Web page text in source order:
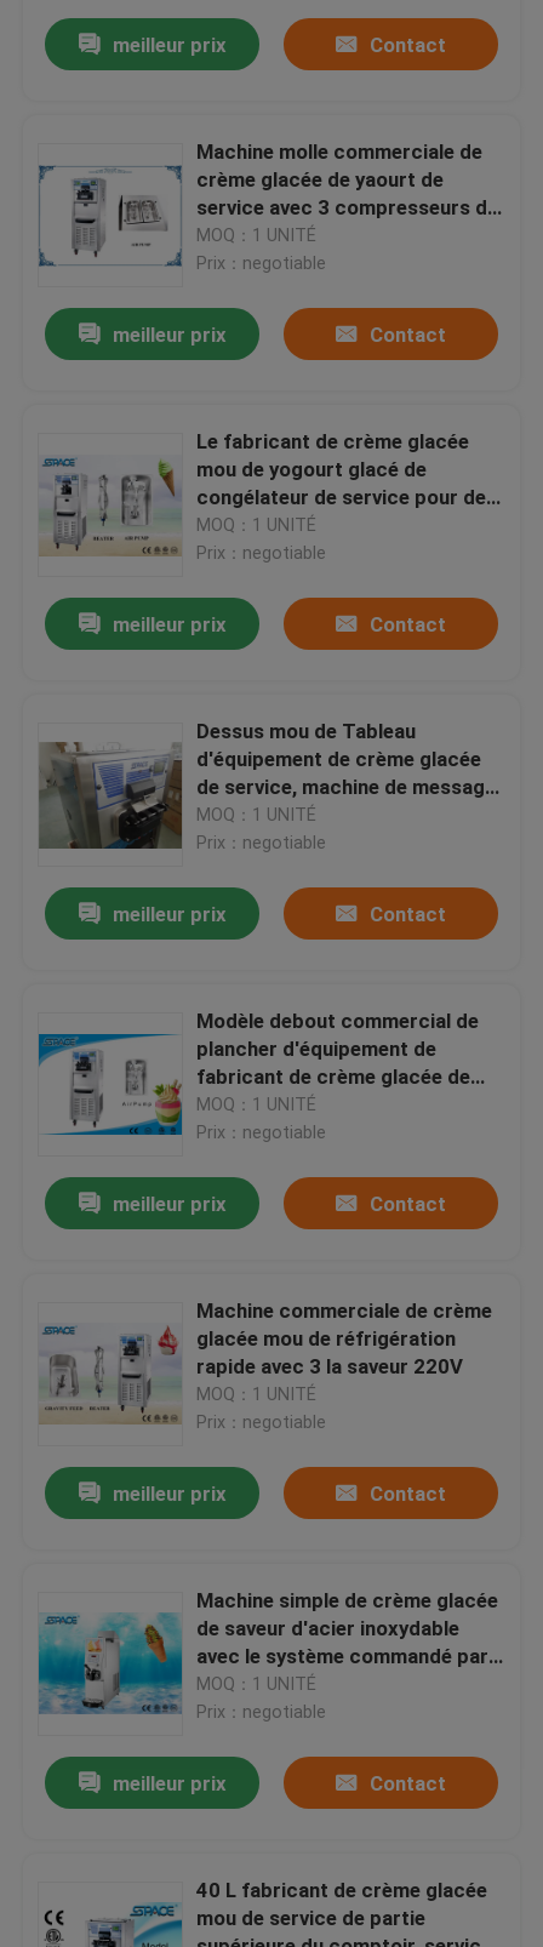
Produits
Au sujet de nous
Visite d'usine
Contactez-nous
nouvelles
Demandez une citation
machine de crème glacée de dessus de table
meilleur prix Contact
Machine molle commerciale de
crème glacée de yaourt de
service avec 3 compresseurs de
Tecumseh
MOQ：1 UNITÉ
Prix：negotiable
meilleur prix Contact
Le fabricant de crème glacée
mou de yogourt glacé de
congélateur de service pour des
barres/cafés/dessert fait des
emplettes
MOQ：1 UNITÉ
Prix：negotiable
meilleur prix Contact
Dessus mou de Tableau
d'équipement de crème glacée
de service, machine de message
publicitaire de fabricant de
crème glacée
MOQ：1 UNITÉ
Prix：negotiable
meilleur prix Contact
Modèle debout commercial de
plancher d'équipement de
fabricant de crème glacée de
yaourt de capacité élevée
MOQ：1 UNITÉ
Prix：negotiable
meilleur prix Contact
Machine commerciale de crème
glacée mou de réfrigération
rapide avec 3 la saveur 220V
MOQ：1 UNITÉ
Prix：negotiable
meilleur prix Contact
Machine simple de crème glacée
de saveur d'acier inoxydable
avec le système commandé par
ordinateur de Mico
MOQ：1 UNITÉ
Prix：negotiable
meilleur prix Contact
40 L fabricant de crème glacée
mou de service de partie